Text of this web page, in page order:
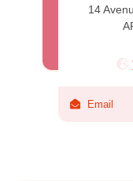
14
Email